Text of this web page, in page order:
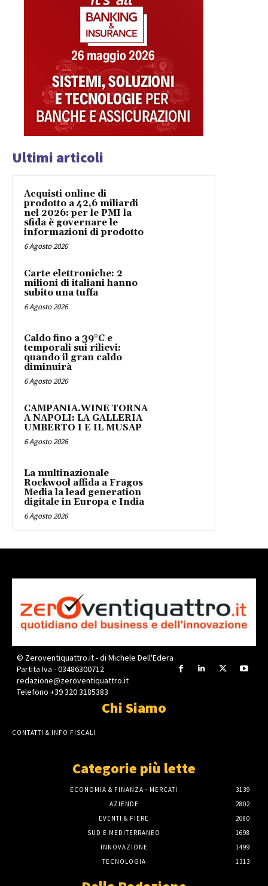
Ultimi articoli
Acquisti online di
prodotto a 42,6 miliardi
nel 2026: per le PMI la
sfida è governare le
informazioni di prodotto
6 Agosto 2026
Carte elettroniche: 2
milioni di italiani hanno
subito una tuffa
6 Agosto 2026
Caldo fino a 39°C e
temporali sui rilievi:
quando il gran caldo
diminuirà
6 Agosto 2026
CAMPANIA.WINE TORNA
A NAPOLI: LA GALLERIA
UMBERTO I E IL MUSAP
6 Agosto 2026
La multinazionale
Rockwool affida a Fragos
Media la lead generation
digitale in Europa e India
6 Agosto 2026
© Zeroventiquattro.it - di Michele Dell'Edera
Partita Iva - 03486300712
redazione@zeroventiquattro.it
Telefono +39 320 3185383
Chi Siamo
CONTATTI & INFO FISCALI
Categorie più lette
ECONOMIA & FINANZA - MERCATI
3139
AZIENDE
2802
EVENTI & FIERE
2680
SUD E MEDITERRANEO
1698
INNOVAZIONE
1499
TECNOLOGIA
1313